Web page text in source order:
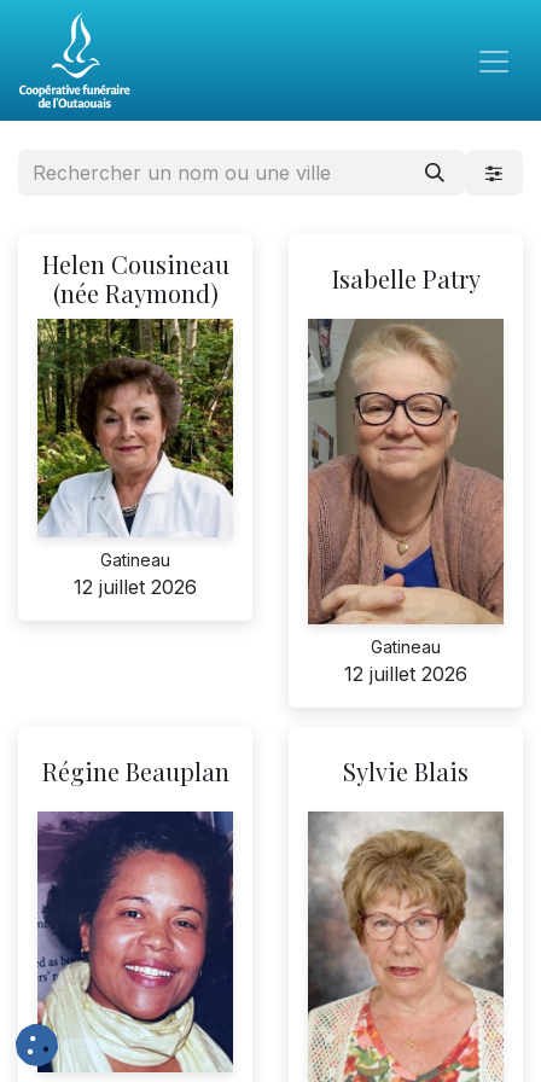
Helen Cousineau
(née Raymond)
Gatineau
12 juillet 2026
Isabelle Patry
Gatineau
12 juillet 2026
Régine Beauplan Sylvie Blais